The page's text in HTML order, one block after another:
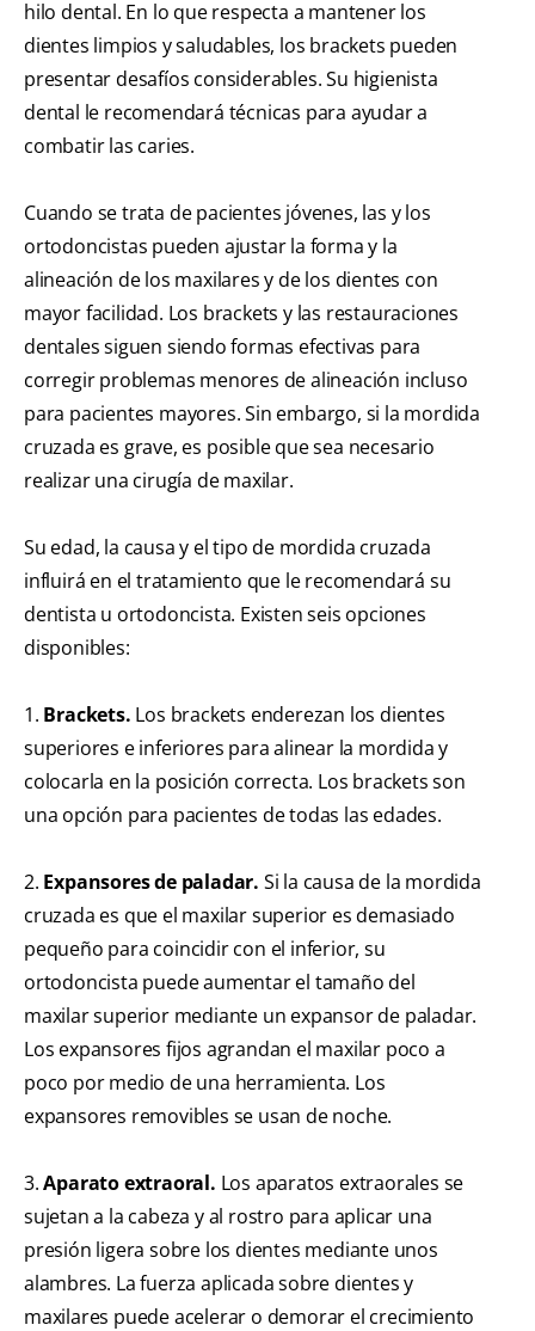
hilo dental. En lo que respecta a mantener los
dientes limpios y saludables, los brackets pueden
presentar desafíos considerables. Su higienista
dental le recomendará técnicas para ayudar a
combatir las caries.
Cuando se trata de pacientes jóvenes, las y los
ortodoncistas pueden ajustar la forma y la
alineación de los maxilares y de los dientes con
mayor facilidad. Los brackets y las restauraciones
dentales siguen siendo formas efectivas para
corregir problemas menores de alineación incluso
para pacientes mayores. Sin embargo, si la mordida
cruzada es grave, es posible que sea necesario
realizar una cirugía de maxilar.
Su edad, la causa y el tipo de mordida cruzada
influirá en el tratamiento que le recomendará su
dentista u ortodoncista. Existen seis opciones
disponibles:
1. Brackets. Los brackets enderezan los dientes
superiores e inferiores para alinear la mordida y
colocarla en la posición correcta. Los brackets son
una opción para pacientes de todas las edades.
2. Expansores de paladar. Si la causa de la mordida
cruzada es que el maxilar superior es demasiado
pequeño para coincidir con el inferior, su
ortodoncista puede aumentar el tamaño del
maxilar superior mediante un expansor de paladar.
Los expansores fijos agrandan el maxilar poco a
poco por medio de una herramienta. Los
expansores removibles se usan de noche.
3.Aparato extraoral. Los aparatos extraorales se
sujetan a la cabeza y al rostro para aplicar una
presión ligera sobre los dientes mediante unos
alambres. La fuerza aplicada sobre dientes y
maxilares puede acelerar o demorar el crecimiento